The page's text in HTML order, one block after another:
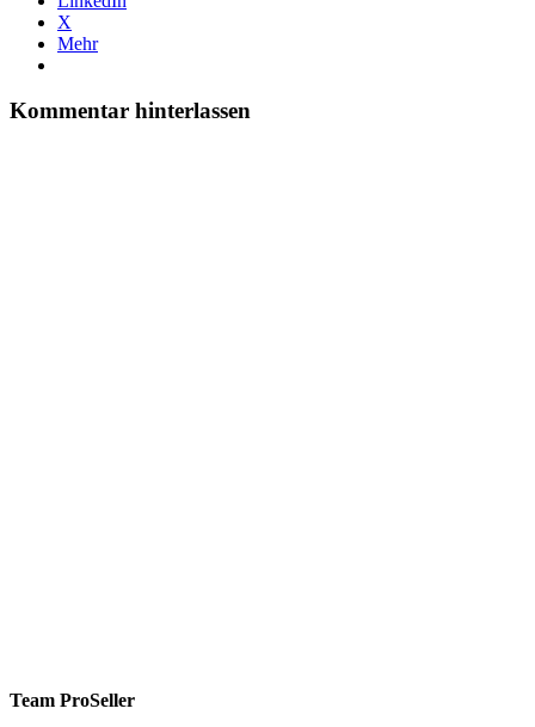
X
Mehr
Kommentar hinterlassen
Team ProSeller